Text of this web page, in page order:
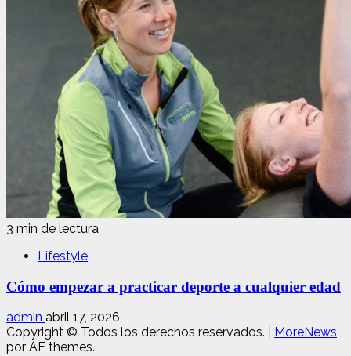
3 min de lectura
Lifestyle
Cómo empezar a practicar deporte a cualquier edad
admin abril 17, 2026
Copyright © Todos los derechos reservados.
MoreNews
por AF themes.